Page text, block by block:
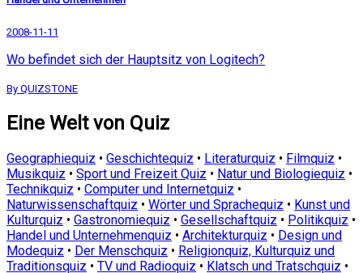
2008-11-11
Wo befindet sich der Hauptsitz von Logitech?
By QUIZSTONE
Eine Welt von Quiz
Geographiequiz • Geschichtequiz • Literaturquiz • Filmquiz •
Musikquiz • Sport und Freizeit Quiz • Natur und Biologiequiz •
Technikquiz • Computer und Internetquiz •
Naturwissenschaftquiz • Wörter und Sprachequiz • Kunst und
Kulturquiz • Gastronomiequiz • Gesellschaftquiz • Politikquiz •
Handel und Unternehmenquiz • Architekturquiz • Design und
Modequiz • Der Menschquiz • Religionquiz, Kulturquiz und
Traditionsquiz • TV und Radioquiz • Klatsch und Tratschquiz •